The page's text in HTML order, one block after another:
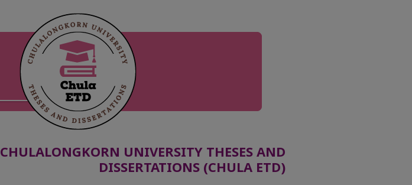
CHULALONGKORN UNIVERSITY THESES AND
DISSERTATIONS (CHULA ETD)